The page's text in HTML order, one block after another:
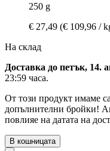
250 g
€ 27,49 (€ 109,96 /
На склад
Доставка до петък, 14.
23:59 часа.
От този продукт имаме
допълнителни бройки!
повлияе на датата на
В кошницата